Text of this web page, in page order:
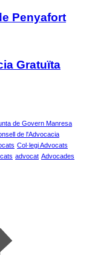
Penyafort
Gratuïta
de Govern Manresa
de l'Advocacia
Col·legi Advocats
advocat Advocades